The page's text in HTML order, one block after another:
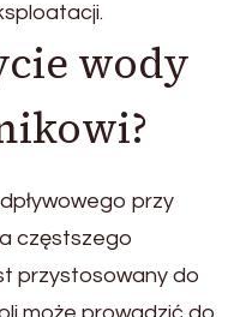
wody
przy
częstszego
przystosowany do